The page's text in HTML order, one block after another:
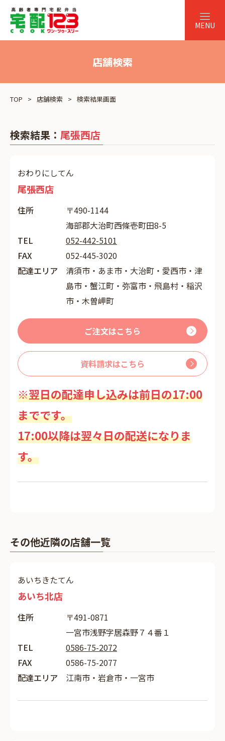
店舗検索
TOP 店舗検索 検索結果画面
検索結果： 尾張西店
おわりにしてん
尾張西店
住所
〒490-1144
海部郡大治町西條壱町田8-5
TEL
052-442-5101
FAX
052-445-3020
配達エリア
清須市・あま市・大治町・愛西市・津
島市・蟹江町・弥富市・飛島村・稲沢
市・木曽岬町
ご注文はこちら
資料請求はこちら
※翌日の配達申し込みは前日の17:00
までです。
17:00以降は翌々日の配送になりま
す。
その他近隣の店舗一覧
あいちきたてん
あいち北店
住所
〒491-0871
一宮市浅野字居森野７４番１
TEL
0586-75-2072
FAX
0586-75-2077
配達エリア
江南市・岩倉市・一宮市